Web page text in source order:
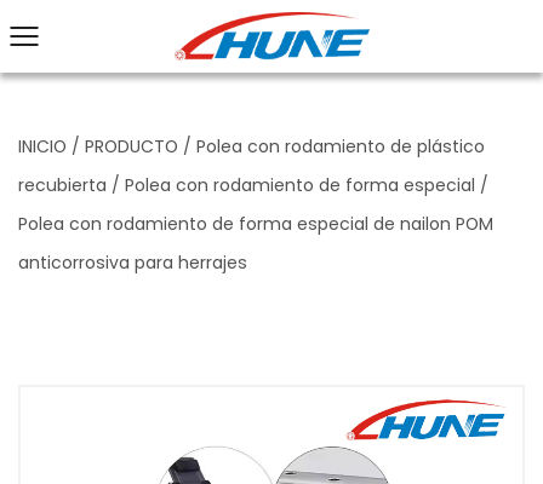
INICIO / PRODUCTO / Polea con rodamiento de plástico
recubierta / Polea con rodamiento de forma especial /
Polea con rodamiento de forma especial de nailon POM
anticorrosiva para herrajes